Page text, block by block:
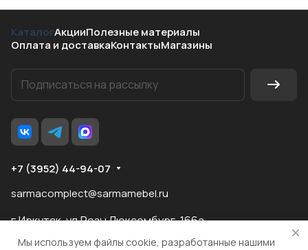
КаталогАкцииПолезные материалы
Оплата и доставкаКонтактыМагазины
+7 (3952) 44-94-07
sarmacomplect@sarmamebel.ru
г.Иркутск, ул.Розы Люксембург, 166а
Мы используем файлы cookie, разработанные нашими